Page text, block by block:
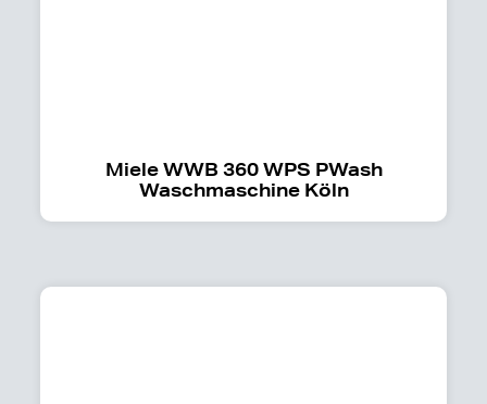
Miele WWB 360 WPS PWash
Waschmaschine Köln